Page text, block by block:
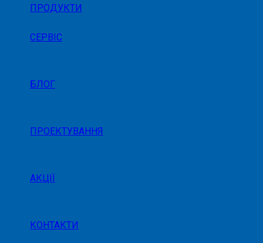
ПРОДУКТИ
СЕРВІС
БЛОГ
ПРОЕКТУВАННЯ
АКЦІЇ
КОНТАКТИ